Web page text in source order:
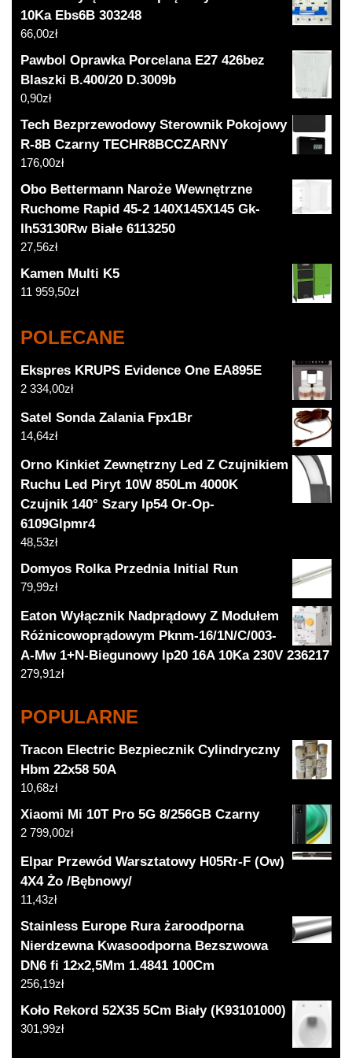
10Ka Ebs6B 303248
66,00zł
Pawbol Oprawka Porcelana E27 426bez
Blaszki B.400/20 D.3009b
0,90zł
Tech Bezprzewodowy Sterownik Pokojowy
R-8B Czarny TECHR8BCCZARNY
176,00zł
Obo Bettermann Naroże Wewnętrzne
Ruchome Rapid 45-2 140X145X145 Gk-
Ih53130Rw Białe 6113250
27,56zł
Kamen Multi K5
11 959,50zł
POLECANE
Ekspres KRUPS Evidence One EA895E
2 334,00zł
Satel Sonda Zalania Fpx1Br
14,64zł
Orno Kinkiet Zewnętrzny Led Z Czujnikiem
Ruchu Led Piryt 10W 850Lm 4000K
Czujnik 140° Szary Ip54 Or-Op-
6109Glpmr4
48,53zł
Domyos Rolka Przednia Initial Run
79,99zł
Eaton Wyłącznik Nadprądowy Z Modułem
Różnicowoprądowym Pknm-16/1N/C/003-
A-Mw 1+N-Biegunowy Ip20 16A 10Ka 230V 236217
279,91zł
POPULARNE
Tracon Electric Bezpiecznik Cylindryczny
Hbm 22x58 50A
10,68zł
Xiaomi Mi 10T Pro 5G 8/256GB Czarny
2 799,00zł
Elpar Przewód Warsztatowy H05Rr-F (Ow)
4X4 Żo /Bębnowy/
11,43zł
Stainless Europe Rura żaroodporna
Nierdzewna Kwasoodporna Bezszwowa
DN6 fi 12x2,5Mm 1.4841 100Cm
256,19zł
Koło Rekord 52X35 5Cm Biały (K93101000)
301,99zł